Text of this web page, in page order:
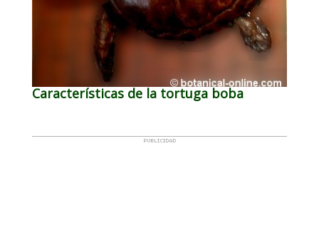
Características de la tortuga boba